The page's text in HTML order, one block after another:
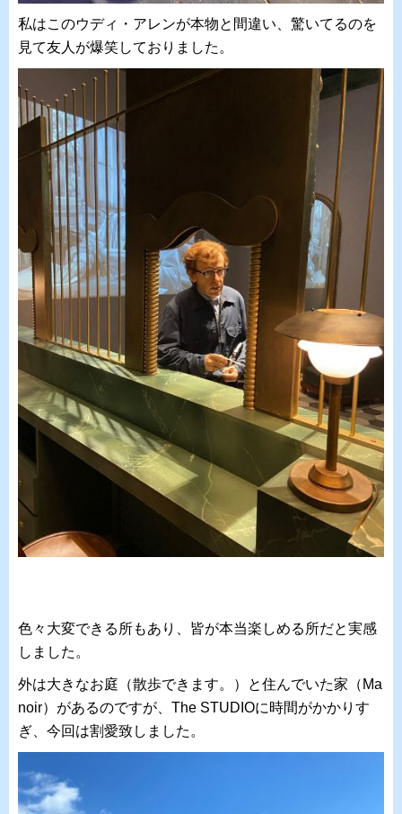
私はこのウディ ・アレンが本物と間違い、驚いてるのを
見て友人が爆笑しておりました。
色々大変できる所もあり、皆が本当楽しめる所だと実感
しました。
外は大きなお庭（散歩できます。）と住んでいた家（Ma
noir）があるのですが、The STUDIOに時間がかかりす
ぎ、今回は割愛致しました。